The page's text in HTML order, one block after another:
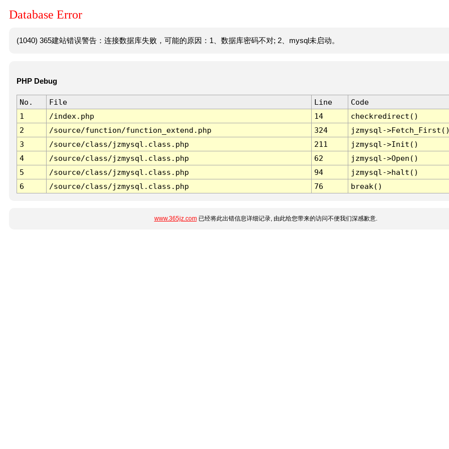
Database Error
(1040) 365建站错误警告：连接数据库失败，可能的原因：1、数据库密码不对; 2、mysql未启动。
PHP Debug
No. File Line
Code
1
/index.php 14
checkredirect()
2
/source/function/function_extend.php 324
jzmysql-
3
/source/class/jzmysql.class.php 211
jzmysql->Init()
4
/source/class/jzmysql.class.php 62
jzmysql->Open()
5
/source/class/jzmysql.class.php 94
jzmysql->halt()
6
/source/class/jzmysql.class.php 76 break()
www.365jz.com已经将此出错信息详细记录, 由此给您带来的访问不便我们深感歉意.